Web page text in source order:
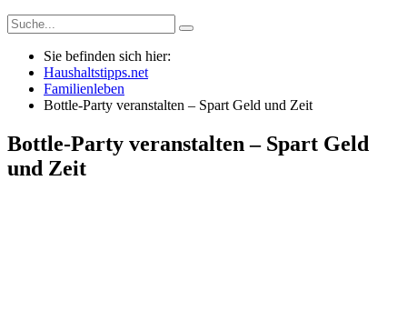
Sie befinden sich hier:
Haushaltstipps.net
Familienleben
Bottle-Party veranstalten – Spart Geld und Zeit
Bottle-Party veranstalten – Spart Geld
und Zeit